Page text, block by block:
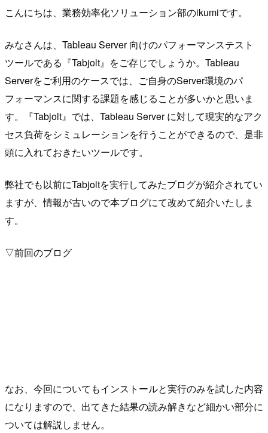
こんにちは、業務効率化ソリューション部のikumiです。
みなさんは、Tableau Server 向けのパフォーマンステスト
ツールである『Tabjolt』をご存じでしょうか。Tableau
Serverをご利用のケースでは、ご自身のServer環境のパ
フォーマンスに関する課題を感じることが多いかと思いま
す。『Tabjolt』では、Tableau Server に対して現実的なアク
セス負荷をシミュレーションを行うことができるので、是非
頭に入れておきたいツールです。
弊社でも以前にTabjoltを実行してみたブログが紹介されてい
ますが、情報が古いので本ブログにて改めて紹介いたしま
す。
▽前回のブログ
なお、今回についてもインストールと実行のみを試した内容
になりますので、出てきた結果の読み解きなど細かい部分に
ついては解説しません。